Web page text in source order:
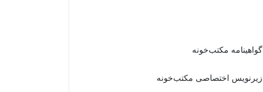
گواهینامه مکتب‌خونه
زیرنویس اختصاصی مکتب‌خونه